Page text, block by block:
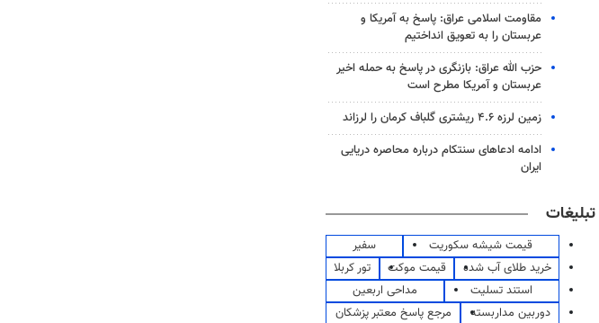
مقاومت اسلامی عراق: پاسخ به آمریکا و
عربستان را به تعویق انداختیم
حزب الله عراق: بازنگری در پاسخ به حمله اخیر
عربستان و آمریکا مطرح است
زمین لرزه ۴.۶ ریشتری گلباف کرمان را لرزاند
ادامه ادعاهای سنتکام درباره محاصره دریایی
ایران
تبلیغات
قیمت شیشه سکوریت
سفیر
خرید طلای آب شده
قیمت موکت
تور کربلا
استند تسلیت
مداحی اربعین
دوربین مداربسته
مرجع پاسخ معتبر پزشکان